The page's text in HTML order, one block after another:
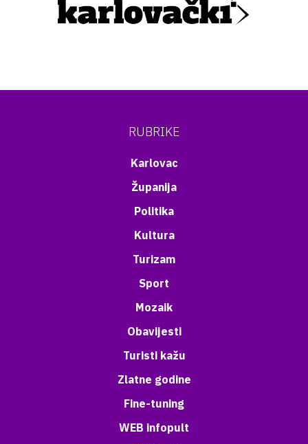
RUBRIKE
Karlovac
Županija
Politika
Kultura
Turizam
Sport
Mozaik
Obavijesti
Turisti kažu
Zlatne godine
Fine-tuning
WEB infopult